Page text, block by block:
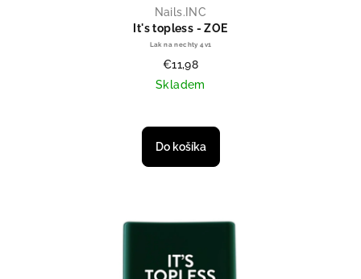
Nails.INC
It's topless - ZOE
Lak na nechty 4v1
€11,98
Skladem
Do košíka